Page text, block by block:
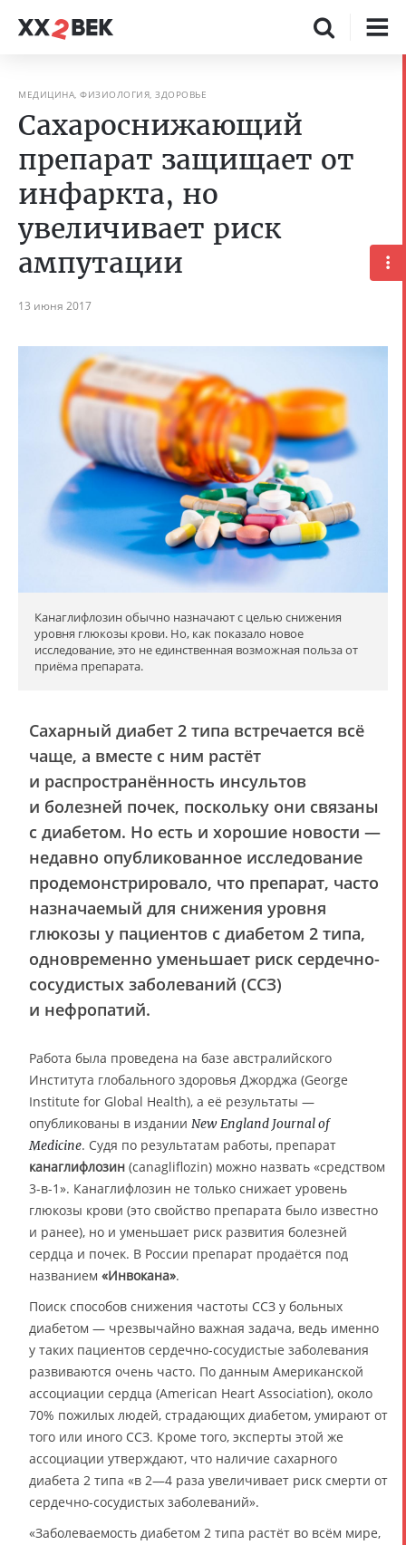
МЕДИЦИНА, ФИЗИОЛОГИЯ, ЗДОРОВЬЕ
Сахароснижающий
препарат защищает от
инфаркта, но
увеличивает риск
ампутации
13 июня 2017
Канаглифлозин обычно назначают с целью снижения
уровня глюкозы крови. Но, как показало новое
исследование, это не единственная возможная польза от
приёма препарата.
Сахарный диабет 2 типа встречается всё
чаще, а вместе с ним растёт
и распространённость инсультов
и болезней почек, поскольку они связаны
с диабетом. Но есть и хорошие новости —
недавно опубликованное исследование
продемонстрировало, что препарат, часто
назначаемый для снижения уровня
глюкозы у пациентов с диабетом 2 типа,
одновременно уменьшает риск сердечно-
сосудистых заболеваний (ССЗ)
и нефропатий.
Работа была проведена на базе австралийского
Института глобального здоровья Джорджа (George
Institute for Global Health), а её результаты —
опубликованы в издании New England Journal of
Medicine. Судя по результатам работы, препарат
канаглифлозин (canagliflozin) можно назвать «средством
3-в-1». Канаглифлозин не только снижает уровень
глюкозы крови (это свойство препарата было известно
и ранее), но и уменьшает риск развития болезней
сердца и почек. В России препарат продаётся под
названием «Инвокана».
Поиск способов снижения частоты ССЗ у больных
диабетом — чрезвычайно важная задача, ведь именно
у таких пациентов сердечно-сосудистые заболевания
развиваются очень часто. По данным Американской
ассоциации сердца (American Heart Association), около
70% пожилых людей, страдающих диабетом, умирают от
того или иного ССЗ. Кроме того, эксперты этой же
ассоциации утверждают, что наличие сахарного
диабета 2 типа «в 2—4 раза увеличивает риск смерти от
сердечно-сосудистых заболеваний».
«Заболеваемость диабетом 2 типа растёт во всём мире,